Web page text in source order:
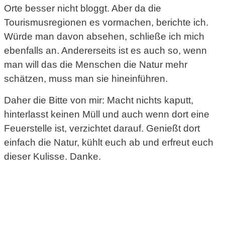
Orte besser nicht bloggt. Aber da die
Tourismusregionen es vormachen, berichte ich.
Würde man davon absehen, schließe ich mich
ebenfalls an. Andererseits ist es auch so, wenn
man will das die Menschen die Natur mehr
schätzen, muss man sie hineinführen.
Daher die Bitte von mir: Macht nichts kaputt,
hinterlasst keinen Müll und auch wenn dort eine
Feuerstelle ist, verzichtet darauf. Genießt dort
einfach die Natur, kühlt euch ab und erfreut euch
dieser Kulisse. Danke.